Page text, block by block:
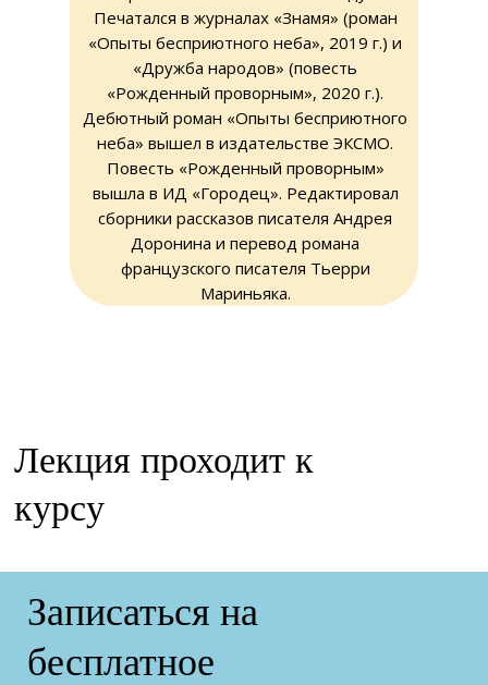
Печатался в журналах «Знамя» (роман
«Опыты бесприютного неба», 2019 г.) и
«Дружба народов» (повесть
«Рожденный проворным», 2020 г.).
Дебютный роман «Опыты бесприютного
неба» вышел в издательстве ЭКСМО.
Повесть «Рожденный проворным»
вышла в ИД «Городец». Редактировал
сборники рассказов писателя Андрея
Доронина и перевод романа
французского писателя Тьерри
Мариньяка.
Лекция проходит к
курсу
Записаться на
бесплатное